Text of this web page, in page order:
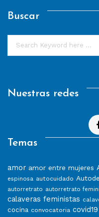
Buscar
Nuestras redes
Temas
amor amor entre mujeres
espinosa autocuidado
autorretrato autorretrato
calaveras feministas
cocina convocatoria covid19